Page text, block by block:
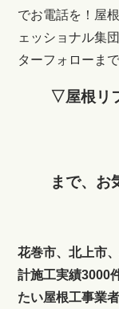
でお電話を！ 屋
ェッショナル集
ターフォローま
▽屋根リ
まで、お
花巻市、北上市
計施工実績3000
たい屋根工事業